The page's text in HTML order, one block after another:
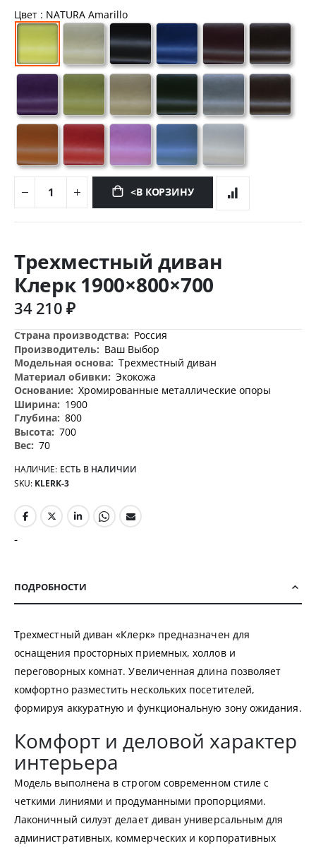
Цвет : NATURA Amarillo
<В КОРЗИНУ
к
началу
галереи
изображений
Трехместный диван
Клерк 1900×800×700
34 210 ₽
Дополнительная
информация
Россия
Ваш Выбор
Трехместный диван
Экокожа
Хромированные металлические опоры
1900
800
700
70
НАЛИЧИЕ: ЕСТЬ В НАЛИЧИИ
SKU KLERK-3
-
ПОДРОБНОСТИ
Трехместный диван «Клерк» предназначен для
оснащения просторных приемных, холлов и
переговорных комнат. Увеличенная длина позволяет
комфортно разместить нескольких посетителей,
формируя аккуратную и функциональную зону ожидания.
Комфорт и деловой характер
интерьера
Модель выполнена в строгом современном стиле с
четкими линиями и продуманными пропорциями.
Лаконичный силуэт делает диван универсальным для
административных, коммерческих и корпоративных